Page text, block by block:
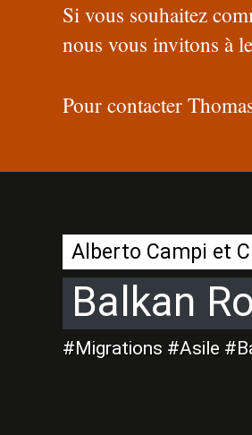
Si vous souhaitez
nous vous invitons à
Pour contacter
Alberto Campi et
Balkan
#Migrations #Asile